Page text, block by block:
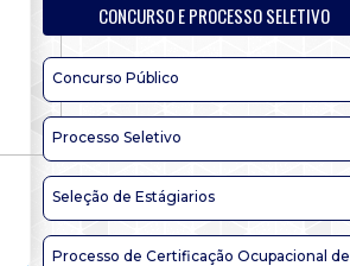
CONCURSO E PROCESSO SELETIVO
Concurso Público
Processo Seletivo
Seleção de Estágiarios
Processo de Certificação Ocupacional de